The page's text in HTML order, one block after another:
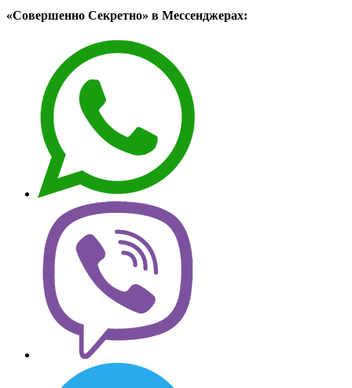
«Совершенно Секретно» в Мессенджерах: